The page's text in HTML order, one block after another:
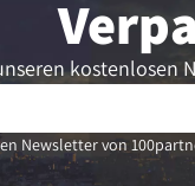
kostenlosen
Newsletter von